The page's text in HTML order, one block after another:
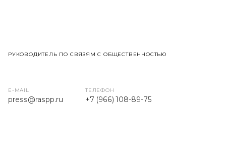
РУКОВОДИТЕЛЬ ПО СВЯЗЯМ С ОБЩЕСТВЕННОСТЬЮ
E-MAIL
press@raspp.ru
ТЕЛЕФОН
+7 (966) 108-89-75